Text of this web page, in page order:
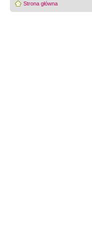
Strona główna